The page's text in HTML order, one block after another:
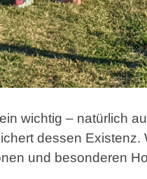
wichtig – natürlich
dessen Existenz.
und besonderen